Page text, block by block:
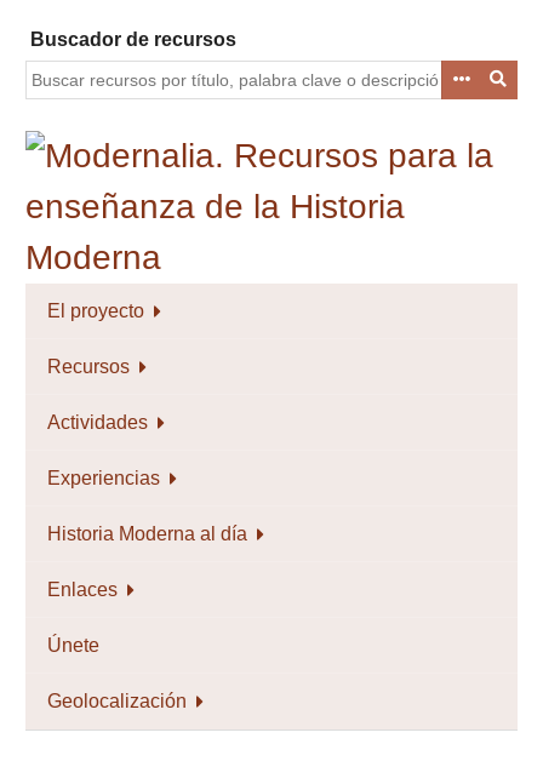
contenido
principal
Buscador de recursos
El proyecto
Recursos
Actividades
Experiencias
Historia Moderna al día
Enlaces
Únete
Geolocalización